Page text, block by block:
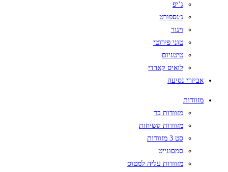
ג’יפ
ג׳נספורט
ויגור
טוני פירוטי
טיטניום
לואיס קארדי
אביזרי נסיעה
מזוודות
מזוודות בד
מזוודות קשיחות
סט 3 מזוודות
סמסונייט
מזוודות עליה למטוס